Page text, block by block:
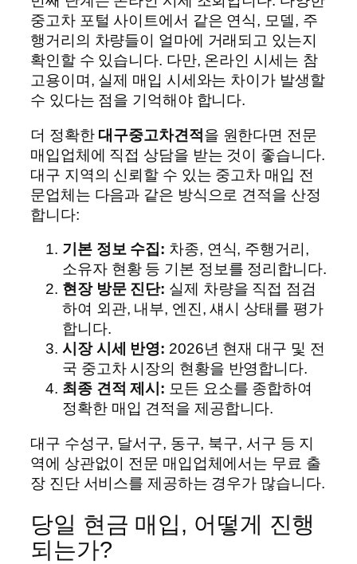
중고차 포털 사이트에서 같은 연식, 모델, 주
행거리의 차량들이 얼마에 거래되고 있는지
확인할 수 있습니다. 다만, 온라인 시세는 참
고용이며, 실제 매입 시세와는 차이가 발생할
수 있다는 점을 기억해야 합니다.
더 정확한 대구중고차견적을 원한다면 전문
매입업체에 직접 상담을 받는 것이 좋습니다.
대구 지역의 신뢰할 수 있는 중고차 매입 전
문업체는 다음과 같은 방식으로 견적을 산정
합니다:
기본 정보 수집: 차종, 연식, 주행거리,
소유자 현황 등 기본 정보를 정리합니다.
현장 방문 진단: 실제 차량을 직접 점검
하여 외관, 내부, 엔진, 섀시 상태를 평가
합니다.
시장 시세 반영: 2026년 현재 대구 및 전
국 중고차 시장의 현황을 반영합니다.
최종 견적 제시: 모든 요소를 종합하여
정확한 매입 견적을 제공합니다.
대구 수성구, 달서구, 동구, 북구, 서구 등 지
역에 상관없이 전문 매입업체에서는 무료 출
장 진단 서비스를 제공하는 경우가 많습니다.
당일 현금 매입, 어떻게 진행
되는가?